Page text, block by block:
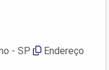
- SP
Endereço